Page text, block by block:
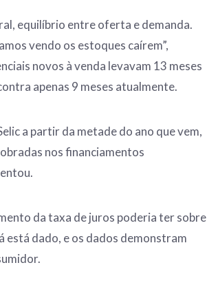
equilíbrio entre oferta e demanda.
vendo os estoques caírem”,
novos à venda levavam 13 meses
apenas 9 meses atualmente.
a partir da metade do ano que vem,
nos financiamentos
da taxa de juros poderia ter sobre
está dado, e os dados demonstram